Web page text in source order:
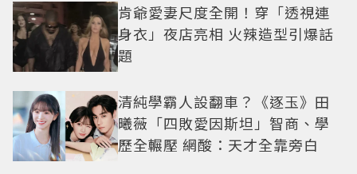
肯爺愛妻尺度全開！穿「透視連
身衣」夜店亮相 火辣造型引爆話
題
清純學霸人設翻車？《逐玉》田
曦薇「四敗愛因斯坦」智商、學
歷全輾壓 網酸：天才全靠旁白